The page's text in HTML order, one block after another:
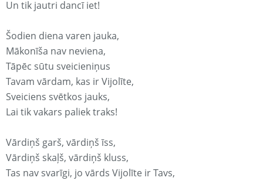
Un tik jautri dancī iet!
Šodien diena varen jauka,
Mākonīša nav neviena,
Tāpēc sūtu sveicieniņus
Tavam vārdam, kas ir Vijolīte,
Sveiciens svētkos jauks,
Lai tik vakars paliek traks!
Vārdiņš garš, vārdiņš īss,
Vārdiņš skaļš, vārdiņš kluss,
Tas nav svarīgi, jo vārds Vijolīte ir Tavs,